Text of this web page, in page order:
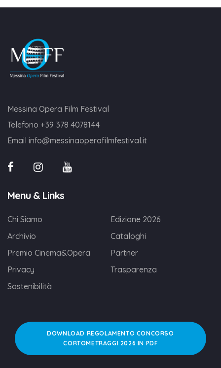
Messina Opera Film Festival
Telefono +39 378 4078144
Email info@messinaoperafilmfestival.it
Menu & Links
Chi Siamo
Edizione 2026
Archivio
Cataloghi
Premio Cinema&Opera
Partner
Privacy
Trasparenza
Sostenibilità
DOWNLOAD REGOLAMENTO CONCORSO
CORTOMETRAGGI 2026 IN PDF